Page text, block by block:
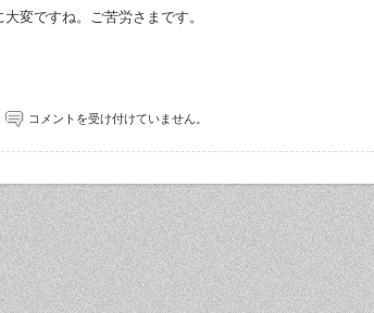
変ですね。ご苦労さまです。
コメントを受け付けていません。